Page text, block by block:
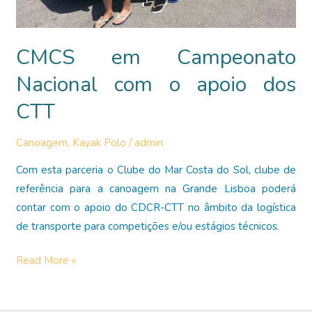
CMCS em Campeonato
Nacional com o apoio dos
CTT
Canoagem, Kayak Polo /admin
Com esta parceria o Clube do Mar Costa do Sol, clube de
referência para a canoagem na Grande Lisboa poderá
contar com o apoio do CDCR-CTT no âmbito da logística
de transporte para competições e/ou estágios técnicos.
CMCS
Read More »